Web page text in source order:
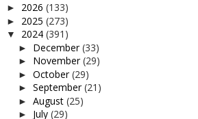
► 2026 (133)
► 2025 (273)
▼ 2024 (391)
► December(33)
► November(29)
► October(29)
► September(21)
► August (25)
► July (29)